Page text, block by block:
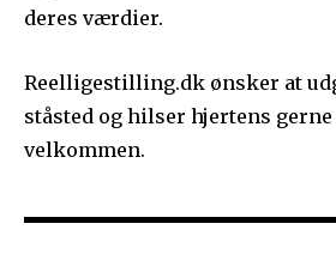
deres værdier.
Reelligestilling.dk ønsker at
ståsted og hilser hjertens gerne
velkommen.